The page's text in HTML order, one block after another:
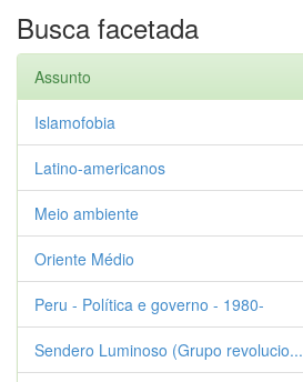
Busca facetada
Assunto
Islamofobia
Latino-americanos
Meio ambiente
Oriente Médio
Peru - Política e governo - 1980-
Sendero Luminoso (Grupo revolucio...